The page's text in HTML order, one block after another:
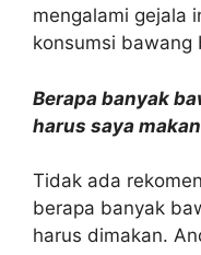
mengalami gejala
konsumsi bawang
Berapa banyak
harus saya
Tidak ada
berapa banyak
harus dimakan.